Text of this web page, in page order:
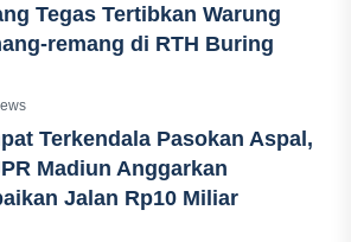
Tegas Tertibkan Warung
remang di RTH Buring
Terkendala Pasokan Aspal,
Madiun Anggarkan
Jalan Rp10 Miliar